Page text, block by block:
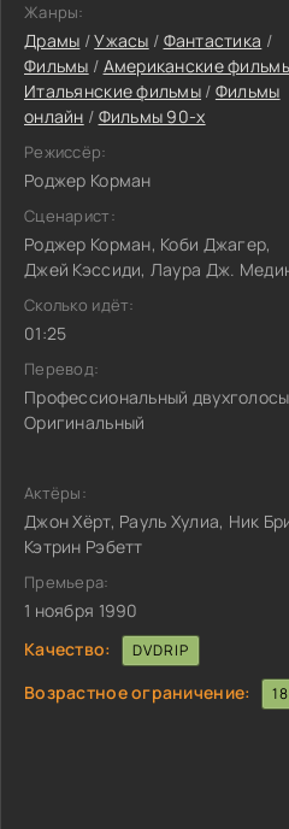
Жанры:
Драмы /Ужасы / Фантастика /
Фильмы / Американские
Итальянские фильмы / Фильмы
онлайн / Фильмы 90-х
Режиссёр:
Роджер Корман
Сценарист:
Роджер Корман, Коби Джагер,
Джей Кэссиди, Лаура Дж.
Сколько идёт:
01:25
Перевод:
Профессиональный
Оригинальный
Актёры:
Джон Хёрт, Рауль Хулиа, Ник
Кэтрин Рэбетт
Премьера:
1 ноября 1990
Качество:
DVDRIP
Возрастное ограничение: 18